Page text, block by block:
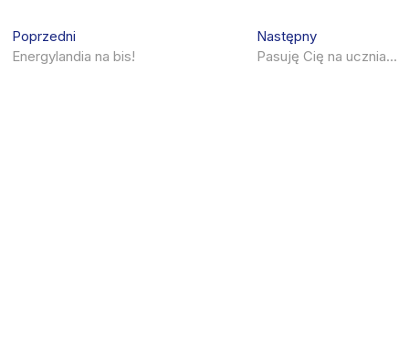
Nawigacja
wpisu
Poprzedni
post:
Energylandia na bis!
NastępnyNext
post:
Pasuję Cię na ucznia…